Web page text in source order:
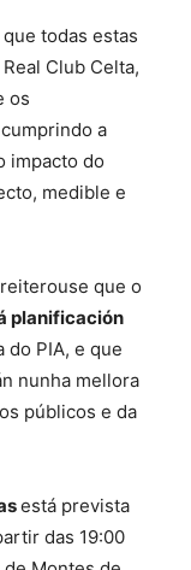
todas estas
Club Celta,
os
a
impacto do
medible e
que o
planificación
do PIA, e que
nunha mellora
públicos e da
está prevista
das 19:00